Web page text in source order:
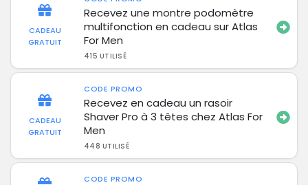
CADEAU
GRATUIT
Recevez une montre podomètre
multifonction en cadeau sur Atlas
For Men
415 UTILISÉ
CADEAU
GRATUIT
CODE PROMO
Recevez en cadeau un rasoir
Shaver Pro à 3 têtes chez Atlas For
Men
448 UTILISÉ
CODE PROMO